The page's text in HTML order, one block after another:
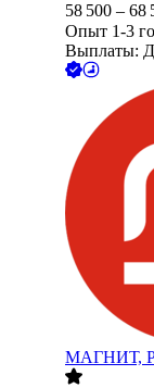
58 500 – 68
Опыт 1-3
Выплаты:
МАГНИТ,